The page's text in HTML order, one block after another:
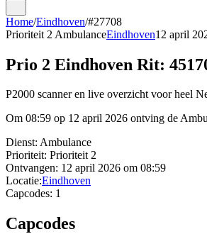
Home/Eindhoven/#27708
Prioriteit 2 AmbulanceEindhoven12 april
Prio 2 Eindhoven Rit:
P2000 scanner en live overzicht voor heel
Om 08:59 op 12 april 2026 ontving de
Dienst: Ambulance
Prioriteit: Prioriteit 2
Ontvangen: 12 april 2026 om 08:59
Locatie:Eindhoven
Capcodes: 1
Capcodes